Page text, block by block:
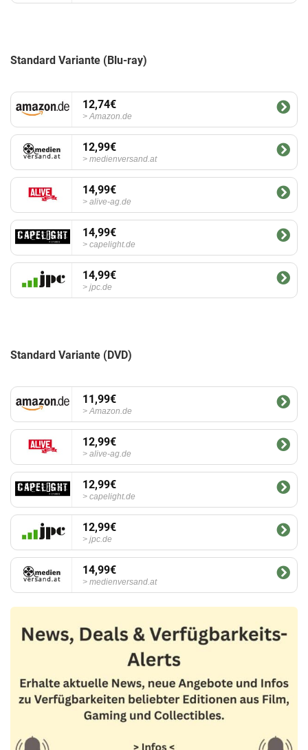
Standard Variante (Blu-ray)
12,74€
Amazon.de
12,99€
medienversand.at
14,99€
alive-ag.de
14,99€
capelight.de
14,99€
jpc.de
Standard Variante (DVD)
11,99€
Amazon.de
12,99€
alive-ag.de
12,99€
capelight.de
12,99€
jpc.de
14,99€
medienversand.at